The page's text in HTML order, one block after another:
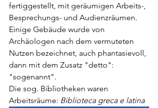
fertiggestellt, mit geräumigen Arbeits-,
Besprechungs- und Audienzräumen.
Einige Gebäude wurde von
Archäologen nach dem vermuteten
Nutzen bezeichnet, auch phantasievoll,
dann mit dem Zusatz "detto":
"sogenannt".
Die sog. Bibliotheken waren
Arbeitsräume: Biblioteca greca e latina